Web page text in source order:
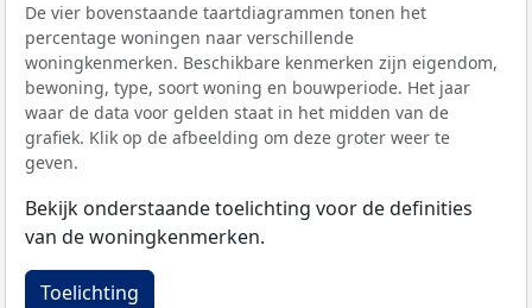
De vier bovenstaande taartdiagrammen tonen het
percentage woningen naar verschillende
woningkenmerken. Beschikbare kenmerken zijn eigendom,
bewoning, type, soort woning en bouwperiode. Het jaar
waar de data voor gelden staat in het midden van de
grafiek. Klik op de afbeelding om deze groter weer te
geven.
Bekijk onderstaande toelichting voor de definities
van de woningkenmerken.
Toelichting